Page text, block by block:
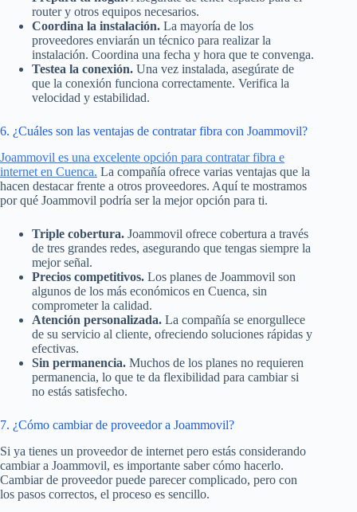
router y otros equipos necesarios.
Coordina la instalación. La mayoría de los
proveedores enviarán un técnico para realizar la
instalación. Coordina una fecha y hora que te convenga.
Testea la conexión. Una vez instalada, asegúrate de
que la conexión funciona correctamente. Verifica la
velocidad y estabilidad.
6. ¿Cuáles son las ventajas de contratar fibra con Joammovil?
Joammovil es una excelente opción para contratar fibra e
internet en Cuenca. La compañía ofrece varias ventajas que la
hacen destacar frente a otros proveedores. Aquí te mostramos
por qué Joammovil podría ser la mejor opción para ti.
Triple cobertura. Joammovil ofrece cobertura a través
de tres grandes redes, asegurando que tengas siempre la
mejor señal.
Precios competitivos. Los planes de Joammovil son
algunos de los más económicos en Cuenca, sin
comprometer la calidad.
Atención personalizada. La compañía se enorgullece
de su servicio al cliente, ofreciendo soluciones rápidas y
efectivas.
Sin permanencia. Muchos de los planes no requieren
permanencia, lo que te da flexibilidad para cambiar si
no estás satisfecho.
7. ¿Cómo cambiar de proveedor a Joammovil?
Si ya tienes un proveedor de internet pero estás considerando
cambiar a Joammovil, es importante saber cómo hacerlo.
Cambiar de proveedor puede parecer complicado, pero con
los pasos correctos, el proceso es sencillo.